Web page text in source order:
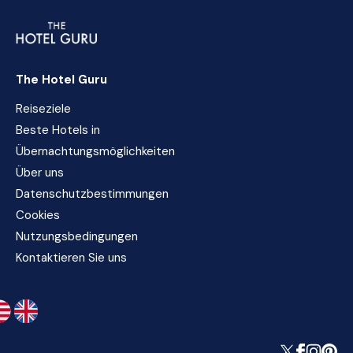
The Hotel Guru
Reiseziele
Beste Hotels in
Übernachtungsmöglichkeiten
Über uns
Datenschutzbestimmungen
Cookies
Nutzungsbedingungen
Kontaktieren Sie uns